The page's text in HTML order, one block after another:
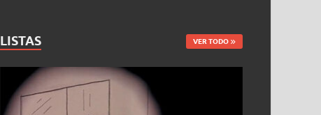
LISTAS VER TODO